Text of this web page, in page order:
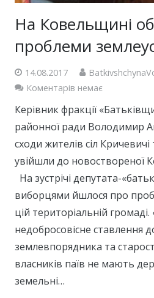
На Ковельщині
проблеми
14.08.2017
Коментарів немає
Керівник фракції
районної ради Володимир
сходи жителів сіл
увійшли до новоствореної
На зустрічі депутата-
виборцями йшлося про
цій територіальній
недобросовісне ставлення
землевпорядника та
власників паїв не мають
земельні…